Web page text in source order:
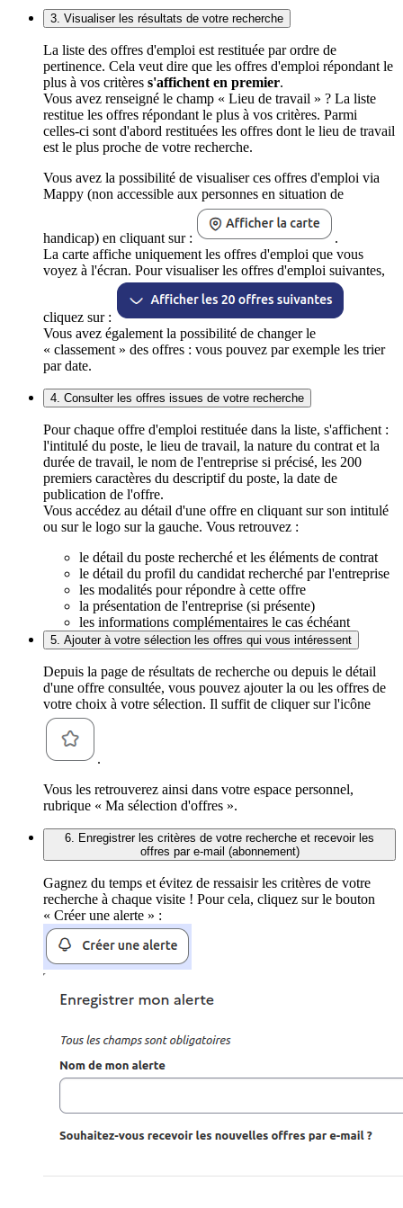
3. Visualiser les résultats de votre recherche
La liste des offres d'emploi est restituée par ordre de
pertinence. Cela veut dire que les offres d'emploi répondant le
plus à vos critères s'affichent en premier.
Vous avez renseigné le champ « Lieu de travail » ? La liste
restitue les offres répondant le plus à vos critères. Parmi
celles-ci sont d'abord restituées les offres dont le lieu de travail
est le plus proche de votre recherche.
Vous avez la possibilité de visualiser ces offres d'emploi via
Mappy (non accessible aux personnes en situation de
handicap) en cliquant sur :
.
La carte affiche uniquement les offres d'emploi que vous
voyez à l'écran. Pour visualiser les offres d'emploi suivantes,
cliquez sur :
Vous avez également la possibilité de changer le
« classement » des offres : vous pouvez par exemple les trier
par date.
4. Consulter les offres issues de votre recherche
Pour chaque offre d'emploi restituée dans la liste, s'affichent :
l'intitulé du poste, le lieu de travail, la nature du contrat et la
durée de travail, le nom de l'entreprise si précisé, les 200
premiers caractères du descriptif du poste, la date de
publication de l'offre.
Vous accédez au détail d'une offre en cliquant sur son intitulé
ou sur le logo sur la gauche. Vous retrouvez :
le détail du poste recherché et les éléments de contrat
le détail du profil du candidat recherché par l'entreprise
les modalités pour répondre à cette offre
la présentation de l'entreprise (si présente)
les informations complémentaires le cas échéant
5. Ajouter à votre sélection les offres qui vous intéressent
Depuis la page de résultats de recherche ou depuis le détail
d'une offre consultée, vous pouvez ajouter la ou les offres de
votre choix à votre sélection. Il suffit de cliquer sur l'icône
.
Vous les retrouverez ainsi dans votre espace personnel,
rubrique « Ma sélection d'offres ».
6. Enregistrer les critères de votre recherche et recevoir les
offres par e-mail (abonnement)
Gagnez du temps et évitez de ressaisir les critères de votre
recherche à chaque visite ! Pour cela, cliquez sur le bouton
« Créer une alerte » :